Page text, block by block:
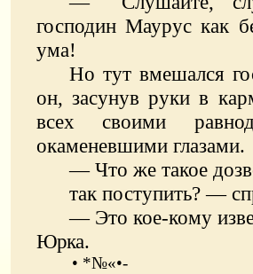
господин Маурус как
ума!
Но тут вмешался
он, засунув руки в
всех своими
окаменевшими глазами.
— Что же такое
так поступить? —
— Это кое-кому
Юрка.
• *№«•-